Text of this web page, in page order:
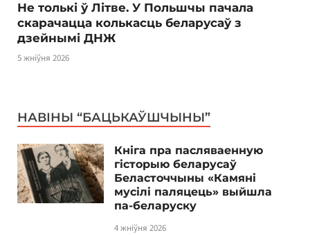
Не толькі ў Літве. У Польшчы пачала
скарачацца колькасць беларусаў з
дзейнымі ДНЖ
5 жніўня 2026
НАВІНЫ “БАЦЬКАЎШЧЫНЫ”
Кніга пра пасляваенную
гісторыю беларусаў
Беласточчыны «Камяні
мусілі паляцець» выйшла
па-беларуску
4 жніўня 2026